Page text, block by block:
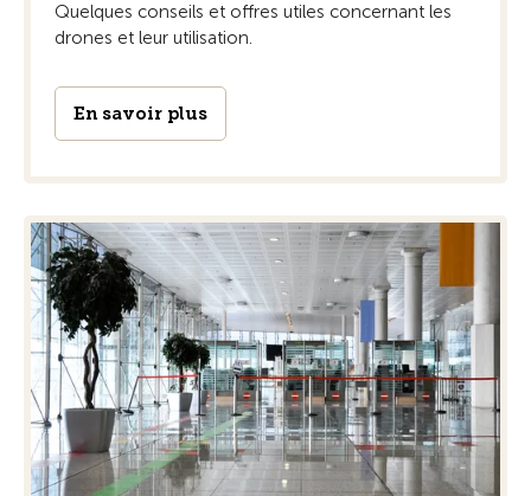
Quelques conseils et offres utiles concernant les
drones et leur utilisation.
En savoir plus